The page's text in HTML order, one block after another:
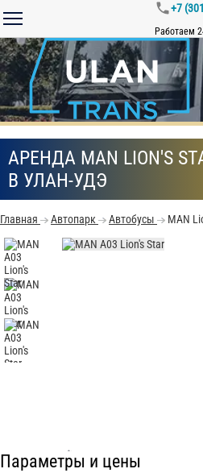
+7
Работаем
АРЕНДА MAN LION'S
В УЛАН-УДЭ
Главная Автопарк Автобусы MAN
Параметры и цены